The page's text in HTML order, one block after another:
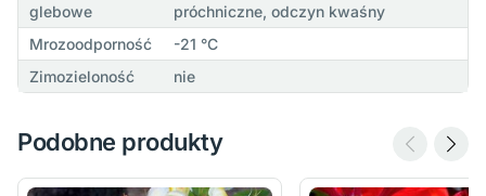
glebowe
próchniczne, odczyn kwaśny
Mrozoodporność
-21 °C
Zimozieloność
nie
Podobne produkty